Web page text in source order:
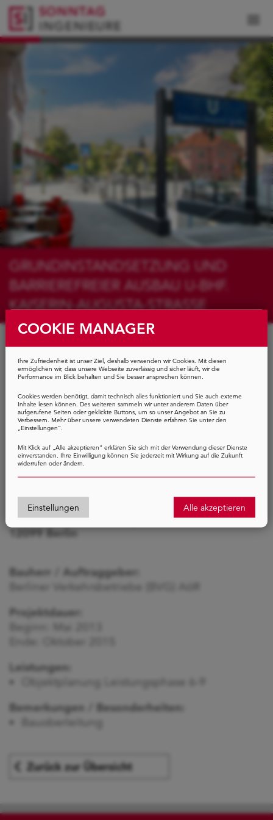
GRUNDINSTANDSETZUNG UND
BARRIEREFREIER AUSBAU U-BHF.
KAISERIN-AUGUSTA-STRASSE
Betoninstandsetzung der
Tunnelkonstruktion und Vorhallen,
Erneuerung örtlicher Wandbeläge
auf der Bahnsteigebene unter
laufendem Betrieb,
Grundinstandsetzung der Vorhallen,
Barrierefreier Ausbau
U-Bahnlinie U6,
U-Bahnhof Kaiserin-Augusta-Straße,
12099 Berlin
Bauherr / Auftraggeber:
Berliner Verkehrsbetriebe (BVG) AöR
Projektdauer:
Beginn: Mai 2013
Ende: Oktober 2015
Leistungen:
Objektplanung Leistungsphase 6-9
Bemerkungen / Besonderheiten:
Bauoberleitung
Zurück zur Übersicht
COOKIE MANAGER
Ihre Zufriedenheit ist unser Ziel, deshalb verwenden wir Cookies. Mit diesen
ermöglichen wir, dass unsere Webseite zuverlässig und sicher läuft, wir die
Performance im Blick behalten und Sie besser ansprechen können.
Cookies werden benötigt, damit technisch alles funktioniert und Sie auch externe
Inhalte lesen können. Des weiteren sammeln wir unter anderem Daten über
aufgerufene Seiten oder geklickte Buttons, um so unser Angebot an Sie zu
Verbessern. Mehr über unsere verwendeten Dienste erfahren Sie unter den
„Einstellungen“.
Mit Klick auf „Alle akzeptieren“ erklären Sie sich mit der Verwendung dieser Dienste
einverstanden. Ihre Einwilligung können Sie jederzeit mit Wirkung auf die Zukunft
widerrufen oder ändern.
Einstellungen Alle akzeptieren